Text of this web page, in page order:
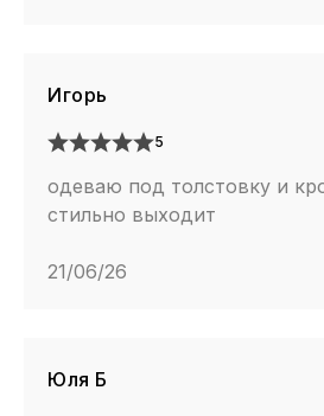
Игорь
5
одеваю под толстовку и
стильно выходит
21/06/26
Юля Б